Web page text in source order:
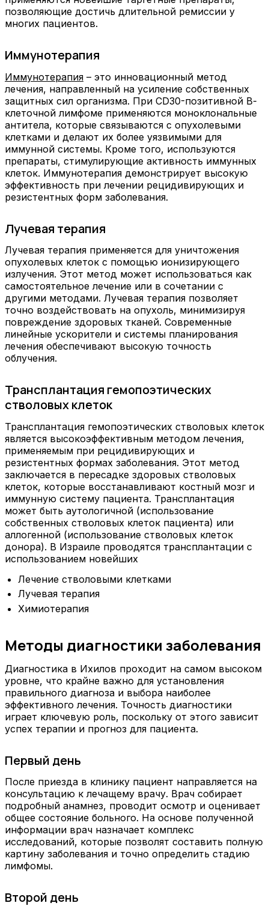
позволяющие достичь длительной ремиссии у
многих пациентов.
Иммунотерапия
Иммунотерапия – это инновационный метод
лечения, направленный на усиление собственных
защитных сил организма. При CD30-позитивной В-
клеточной лимфоме применяются моноклональные
антитела, которые связываются с опухолевыми
клетками и делают их более уязвимыми для
иммунной системы. Кроме того, используются
препараты, стимулирующие активность иммунных
клеток. Иммунотерапия демонстрирует высокую
эффективность при лечении рецидивирующих и
резистентных форм заболевания.
Лучевая терапия
Лучевая терапия применяется для уничтожения
опухолевых клеток с помощью ионизирующего
излучения. Этот метод может использоваться как
самостоятельное лечение или в сочетании с
другими методами. Лучевая терапия позволяет
точно воздействовать на опухоль, минимизируя
повреждение здоровых тканей. Современные
линейные ускорители и системы планирования
лечения обеспечивают высокую точность
облучения.
Трансплантация гемопоэтических
стволовых клеток
Трансплантация гемопоэтических стволовых клеток
является высокоэффективным методом лечения,
применяемым при рецидивирующих и
резистентных формах заболевания. Этот метод
заключается в пересадке здоровых стволовых
клеток, которые восстанавливают костный мозг и
иммунную систему пациента. Трансплантация
может быть аутологичной (использование
собственных стволовых клеток пациента) или
аллогенной (использование стволовых клеток
донора). В Израиле проводятся трансплантации с
использованием новейших
Лечение стволовыми клетками
Лучевая терапия
Химиотерапия
Методы диагностики заболевания
Диагностика в Ихилов проходит на самом высоком
уровне, что крайне важно для установления
правильного диагноза и выбора наиболее
эффективного лечения. Точность диагностики
играет ключевую роль, поскольку от этого зависит
успех терапии и прогноз для пациента.
Первый день
После приезда в клинику пациент направляется на
консультацию к лечащему врачу. Врач собирает
подробный анамнез, проводит осмотр и оценивает
общее состояние больного. На основе полученной
информации врач назначает комплекс
исследований, которые позволят составить полную
картину заболевания и точно определить стадию
лимфомы.
Второй день